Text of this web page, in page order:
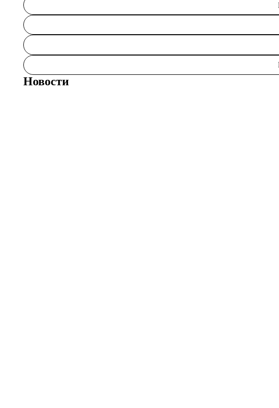
Новости